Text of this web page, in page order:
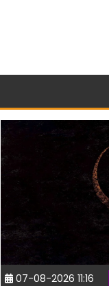
07-08-2026 11:16